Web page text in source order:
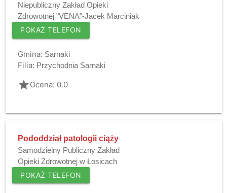
Niepubliczny Zakład Opieki
Zdrowotnej "VENA"-Jacek Marciniak
POKAŻ TELEFON
Gmina: Sarnaki
Filia: Przychodnia Sarnaki
gradeOcena: 0.0
Pododdział patologii ciąży
Samodzielny Publiczny Zakład
Opieki Zdrowotnej w Łosicach
POKAŻ TELEFON